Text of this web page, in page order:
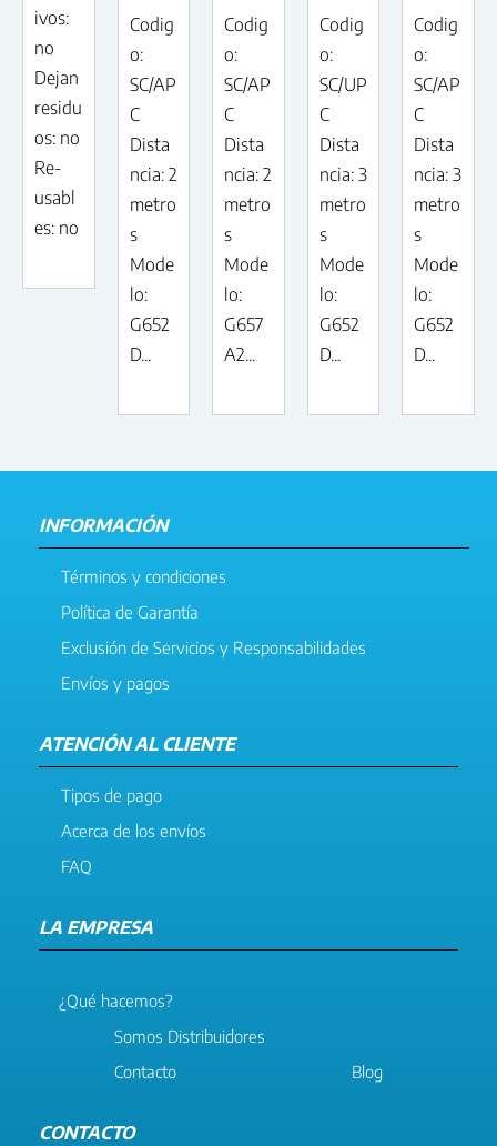
ivos:
no
Dejan
residu
os: no
Re-
usabl
es: no
Codig
o:
SC/AP
C
Dista
ncia: 2
metro
s
Mode
lo:
G652
D...
Codig
o:
SC/AP
C
Dista
ncia: 2
metro
s
Mode
lo:
G657
A2...
Codig
o:
SC/UP
C
Dista
ncia: 3
metro
s
Mode
lo:
G652
D...
Codig
o:
SC/AP
C
Dista
ncia: 3
metro
s
Mode
lo:
G652
D...
INFORMACIÓN
Términos y condiciones
Política de Garantía
Exclusión de Servicios y Responsabilidades
Envíos y pagos
ATENCIÓN AL CLIENTE
Tipos de pago
Acerca de los envíos
FAQ
LA EMPRESA
¿Qué hacemos?
Somos Distribuidores
Contacto
Blog
CONTACTO